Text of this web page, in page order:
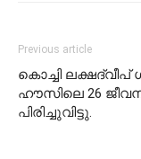
Previous article
കൊച്ചി ലക്ഷദ്വീപ്
ഹൗസിലെ 26
പിരിച്ചുവിട്ടു.